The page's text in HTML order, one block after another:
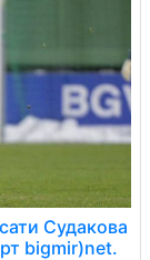
Судакова
bigmir)net.